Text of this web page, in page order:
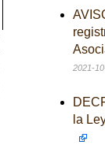
2021-
la